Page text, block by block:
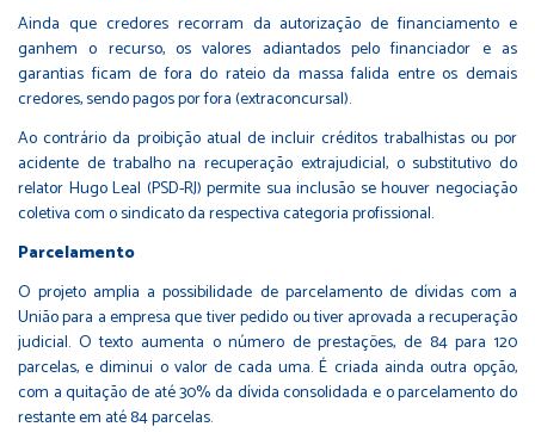
Ainda que credores recorram da autorização de financiamento e
ganhem o recurso, os valores adiantados pelo financiador e as
garantias ficam de fora do rateio da massa falida entre os demais
credores, sendo pagos por fora (extraconcursal).
Ao contrário da proibição atual de incluir créditos trabalhistas ou por
acidente de trabalho na recuperação extrajudicial, o substitutivo do
relator Hugo Leal (PSD-RJ) permite sua inclusão se houver negociação
coletiva com o sindicato da respectiva categoria profissional.
Parcelamento
O projeto amplia a possibilidade de parcelamento de dívidas com a
União para a empresa que tiver pedido ou tiver aprovada a recuperação
judicial. O texto aumenta o número de prestações, de 84 para 120
parcelas, e diminui o valor de cada uma. É criada ainda outra opção,
com a quitação de até 30% da dívida consolidada e o parcelamento do
restante em até 84 parcelas.